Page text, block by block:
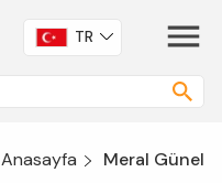
TR
Anasayfa Meral Günel